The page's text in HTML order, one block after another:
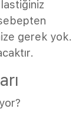
gerek yok.